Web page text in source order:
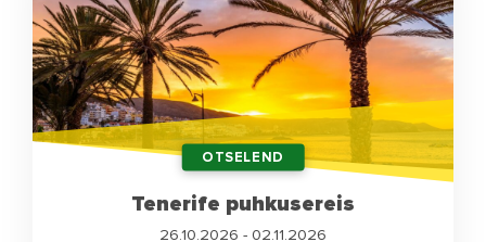
OTSELEND
Tenerife puhkusereis
26.10.2026 - 02.11.2026